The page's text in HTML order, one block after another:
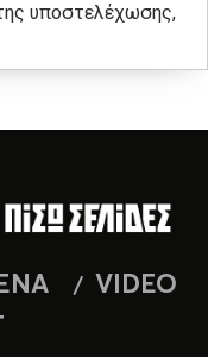
υποστελέχωσης,
VIDEO